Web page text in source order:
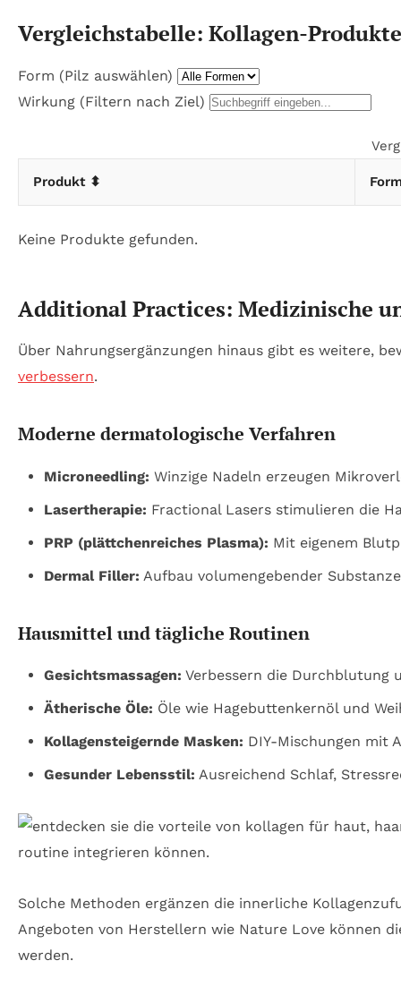
Vergleichstabelle: Kollagen-Produkte
Form (Pilz auswählen)
Wirkung (Filtern nach Ziel)
Produkt ⬍
Keine Produkte gefunden.
Additional Practices: Medizinische
Über Nahrungsergänzungen hinaus gibt es weitere,
verbessern.
Moderne dermatologische Verfahren
Microneedling: Winzige Nadeln erzeugen
Lasertherapie: Fractional Lasers stimulieren die
PRP (plättchenreiches Plasma): Mit eigenem
Dermal Filler: Aufbau volumengebender
Hausmittel und tägliche Routinen
Gesichtsmassagen: Verbessern die Durchblutung
Ätherische Öle: Öle wie Hagebuttenkernöl und
Kollagensteigernde Masken: DIY-Mischungen mit
Gesunder Lebensstil: Ausreichend Schlaf,
Solche Methoden ergänzen die innerliche
Angeboten von Herstellern wie Nature Love können
werden.